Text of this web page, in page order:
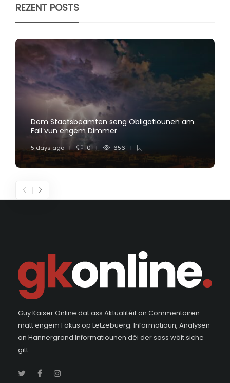
REZENT POSTS
Dem Staatsbeamten seng Obligatiounen am
Fall vun engem Dimmer
5 days ago 0 656
Guy Kaiser Online dat ass Aktualitéit an Commentairen
matt engem Fokus op Lëtzebuerg. Informatioun, Analysen
an Hannergrond Informatiounen déi der soss wäit siche
gitt.